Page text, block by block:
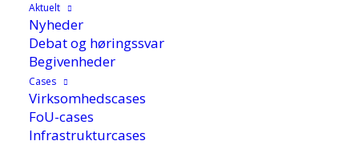
Aktuelt
Nyheder
Debat og høringssvar
Begivenheder
Cases
Virksomhedscases
FoU-cases
Infrastrukturcases
Har du brug for at få afprøvet nye recepter,
ingredienser eller additiver til dyrefoder eller
fødevarer? Teknologisk Institut har opbygget et
1.300 m2 forsøgsanlæg til både test og
produktion i pilotskala.